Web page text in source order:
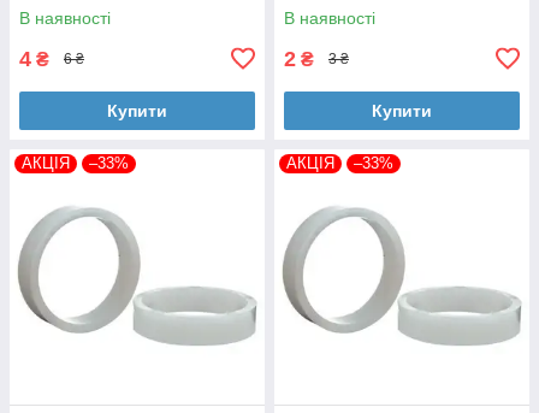
В наявності
4 ₴ 6 ₴
Купити
В наявності
2 ₴ 3 ₴
Купити
АКЦІЯ –33% АКЦІЯ –33%